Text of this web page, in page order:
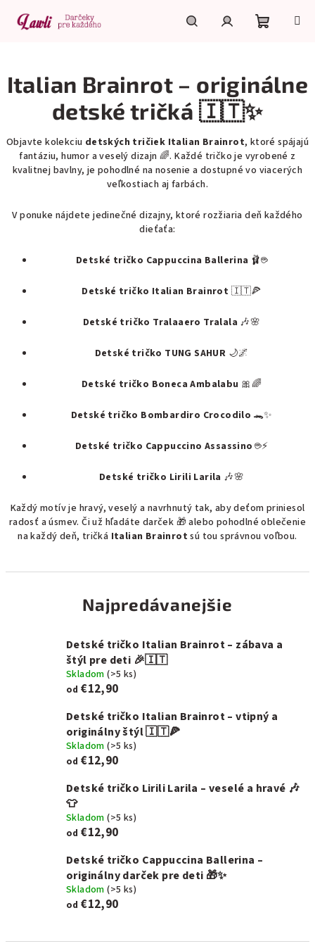
obsah
košík
Italian Brainrot – originálne
detské tričká 🇮🇹✨
Objavte kolekciu detských tričiek Italian Brainrot, ktoré spájajú
fantáziu, humor a veselý dizajn 🌈. Každé tričko je vyrobené z
kvalitnej bavlny, je pohodlné na nosenie a dostupné vo viacerých
veľkostiach aj farbách.
V ponuke nájdete jedinečné dizajny, ktoré rozžiaria deň každého
dieťaťa:
Detské tričko Cappuccina Ballerina 🩰☕
Detské tričko Italian Brainrot 🇮🇹🍕
Detské tričko Tralaaero Tralala 🎶🌸
Detské tričko TUNG SAHUR 🌙🌌
Detské tričko Boneca Ambalabu 🎀🌈
Detské tričko Bombardiro Crocodilo 🐊✨
Detské tričko Cappuccino Assassino ☕⚡
Detské tričko Lirili Larila 🎶🌸
Každý motív je hravý, veselý a navrhnutý tak, aby deťom priniesol
radosť a úsmev. Či už hľadáte darček 🎁 alebo pohodlné oblečenie
na každý deň, tričká Italian Brainrot sú tou správnou voľbou.
Najpredávanejšie
Detské tričko Italian Brainrot – zábava a
štýl pre deti 🎉🇮🇹
Skladom(>5 ks)
od €12,90
Detské tričko Italian Brainrot – vtipný a
originálny štýl 🇮🇹🍕
Skladom(>5 ks)
od €12,90
Detské tričko Lirili Larila – veselé a hravé 🎶
👕
Skladom(>5 ks)
od €12,90
Detské tričko Cappuccina Ballerina –
originálny darček pre deti 🎁✨
Skladom(>5 ks)
od €12,90